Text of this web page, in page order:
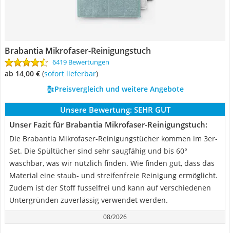
Brabantia Mikrofaser-Reinigungstuch
6419 Bewertungen
ab 14,00 € ( Sofort lieferbar)
Preisvergleich und weitere Angebote
Unsere Bewertung: SEHR GUT
Unser Fazit für Brabantia Mikrofaser-Reinigungstuch:
Die Brabantia Mikrofaser-Reinigungstücher kommen im 3er-
Set. Die Spültücher sind sehr saugfähig und bis 60°
waschbar, was wir nützlich finden. Wie finden gut, dass das
Material eine staub- und streifenfreie Reinigung ermöglicht.
Zudem ist der Stoff fusselfrei und kann auf verschiedenen
Untergründen zuverlässig verwendet werden.
08/2026